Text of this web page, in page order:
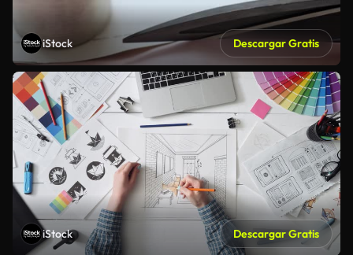
iStock Descargar Gratis
iStock Descargar Gratis